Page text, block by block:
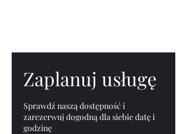
Zaplanuj usługę
Sprawdź naszą dostępność i
zarezerwuj dogodną dla siebie datę i
godzinę